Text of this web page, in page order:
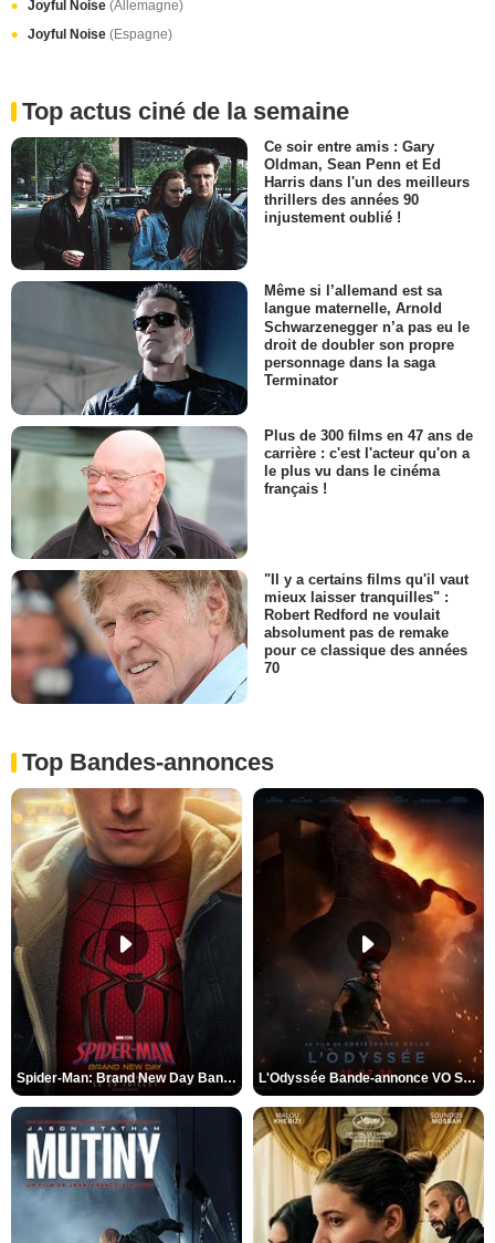
Joyful Noise (Allemagne)
Joyful Noise (Espagne)
Top actus ciné de la semaine
Ce soir entre amis : Gary
Oldman, Sean Penn et Ed
Harris dans l'un des meilleurs
thrillers des années 90
injustement oublié !
Même si l’allemand est sa
langue maternelle, Arnold
Schwarzenegger n’a pas eu le
droit de doubler son propre
personnage dans la saga
Terminator
Plus de 300 films en 47 ans de
carrière : c'est l'acteur qu'on a
le plus vu dans le cinéma
français !
"Il y a certains films qu'il vaut
mieux laisser tranquilles" :
Robert Redford ne voulait
absolument pas de remake
pour ce classique des années
70
Top Bandes-annonces
Spider-Man: Brand New Day Bande-annonce VO STFR L'Odyssée Bande-annonce VO STFR